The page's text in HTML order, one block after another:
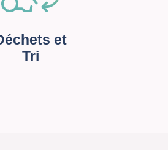
et
Tri